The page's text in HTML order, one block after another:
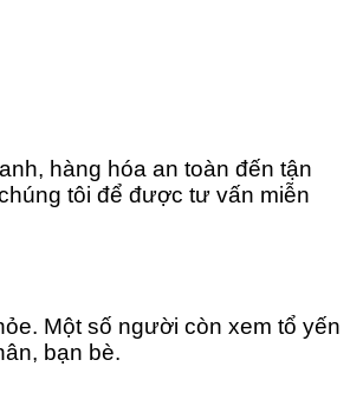
hàng hóa an toàn đến tận
tôi để được tư vấn miễn
Một số người còn xem tổ yến
bạn bè.